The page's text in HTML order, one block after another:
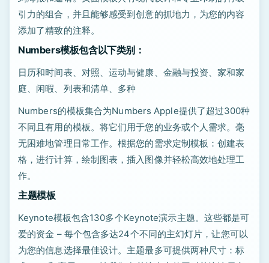
引力的组合，并且能够感受到创意的抓地力，为您的内容
添加了精致的注释。
Numbers模板包含以下类别：
日历和时间表、对照、运动与健康、金融与投资、家和家
庭、闲暇、列表和清单、多种
Numbers的模板集合为Numbers Apple提供了超过300种
不同且有用的模板。将它们用于您的业务或个人需求。毫
无困难地管理日常工作。根据您的需求定制模板：创建表
格，进行计算，绘制图表，插入图像并轻松高效地处理工
作。
主题模板
Keynote模板包含130多个Keynote演示主题。这些都是可
爱的资金 – 每个包含多达24个不同的主幻灯片，让您可以
为您的信息选择最佳设计。主题最多可提供两种尺寸：标